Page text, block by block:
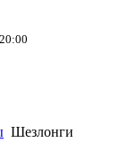
Шезлонги